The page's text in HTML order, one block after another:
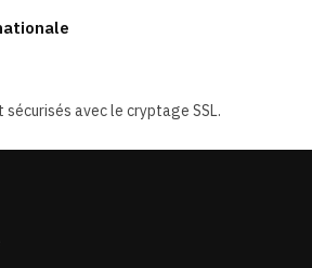
sécurisés avec le cryptage SSL.